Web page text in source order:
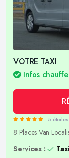
VOTRE TAXI
Infos
5 étoiles
8 Places Van
Services :